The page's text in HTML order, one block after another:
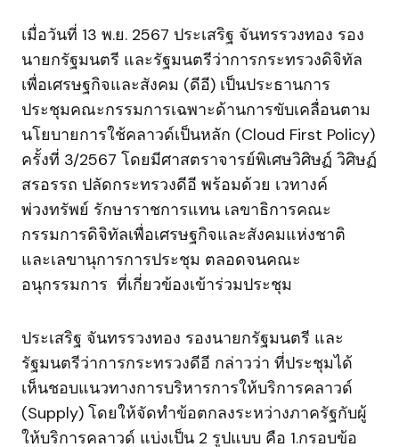
เมื่อวันที่ 13 พ.ย. 2567 ประเสริฐ จันทรรวงทอง รอง
นายกรัฐมนตรี และรัฐมนตรีว่าการกระทรวงดิจิทัล
เพื่อเศรษฐกิจและสังคม (ดีอี) เป็นประธานการ
ประชุมคณะกรรมการเฉพาะด้านการขับเคลื่อนตาม
นโยบายการใช้คลาวด์เป็นหลัก (Cloud First Policy)
ครั้งที่ 3/2567 โดยมีศาสตราจารย์พิเศษวิศิษฏ์ วิศิษฏ์
สรอรรถ ปลัดกระทรวงดีอี พร้อมด้วย เวทางค์
พ่วงทรัพย์ รักษาราชการแทน เลขาธิการคณะ
กรรมการดิจิทัลเพื่อเศรษฐกิจและสังคมแห่งชาติ
และเลขานุการการประชุม ตลอดจนคณะ
อนุกรรมการ ที่เกี่ยวข้องเข้าร่วมประชุม
ประเสริฐ จันทรรวงทอง รองนายกรัฐมนตรี และ
รัฐมนตรีว่าการกระทรวงดีอี กล่าวว่า ที่ประชุมได้
เห็นชอบแนวทางการบริหารการให้บริการคลาวด์
(Supply) โดยให้จัดทำข้อตกลงระหว่างภาครัฐกับผู้
ให้บริการคลาวด์ แบ่งเป็น 2 รูปแบบ คือ 1.กรอบข้อ